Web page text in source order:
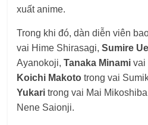
xuất anime.
Trong khi đó, dàn diễn viên
vai Hime Shirasagi,Sumire
Ayanokoji,Tanaka Minami vai
Koichi Makoto trong vai
Yukari trong vai Mai
Nene Saionji.